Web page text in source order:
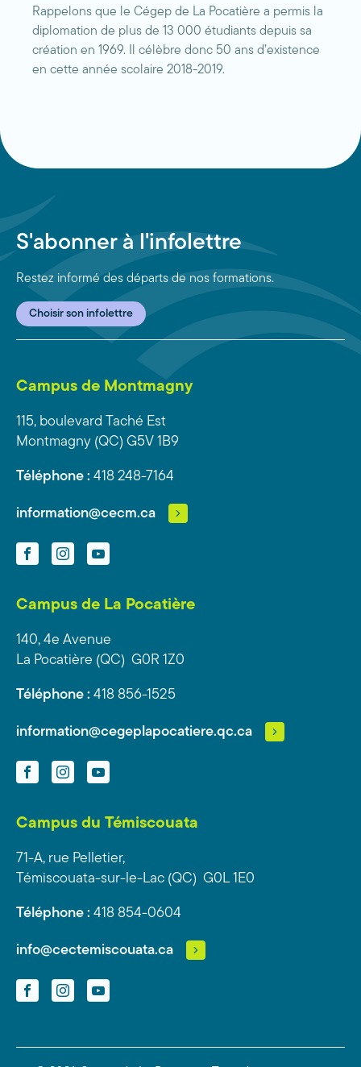
Rappelons que le Cégep de La Pocatière a permis la
diplomation de plus de 13 000 étudiants depuis sa
création en 1969. Il célèbre donc 50 ans d’existence
en cette année scolaire 2018-2019.
S'abonner à l'infolettre
Restez informé des départs de nos formations.
Choisir son infolettre
Campus de Montmagny
115, boulevard Taché Est
Montmagny (QC) G5V 1B9
Téléphone : 418 248-7164
information@cecm.ca
FacebookInstagramYouTube
Campus de La Pocatière
140, 4e Avenue
La Pocatière (QC) G0R 1Z0
Téléphone : 418 856-1525
information@cegeplapocatiere.qc.ca
FacebookInstagramYouTube
Campus du Témiscouata
71-A, rue Pelletier,
Témiscouata-sur-le-Lac (QC) G0L 1E0
Téléphone : 418 854-0604
info@cectemiscouata.ca
FacebookInstagramYouTube